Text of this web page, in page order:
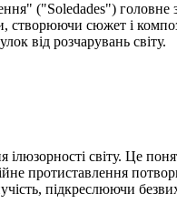
("Soledades") головне
створюючи сюжет і
від розчарувань світу.
світу. Це
протиставлення
підкреслюючи